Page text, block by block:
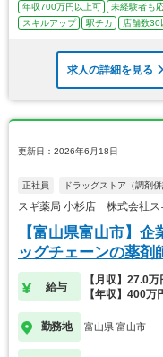
年収700万円以上可 未経験者も
スキルアップ
駅チカ 店舗数30
求人の詳細を見る
更新日：2026年6月18日
正社員 ドラッグストア（調剤併
スギ薬局 小杉店 株式会社ス
【富山県富山市】
ッグチェーンの薬剤
給与
【月収】27.0
【年収】400
勤務地 富山県 富山市